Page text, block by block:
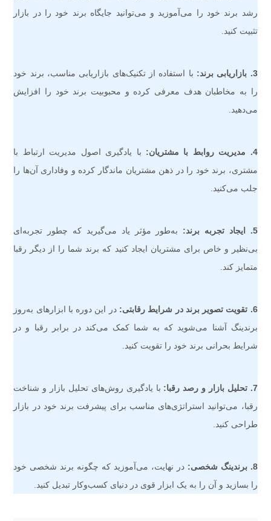
رشد برند خود را می‌آموزید و می‌توانید جایگاه برند خود را در بازار
تثبیت کنید.
3. بازاریابی برند:
با استفاده از تکنیک‌های بازاریابی مناسب، برند خود
را به مخاطبان هدف معرفی کرده و محبوبیت برند خود را افزایش
می‌دهید.
4. مدیریت روابط با مشتریان:
با یادگیری اصول مدیریت ارتباط با
مشتری، برند خود را در ذهن مشتریان ماندگار کرده و وفاداری آن‌ها را
جلب می‌کنید.
5. ایجاد تجربه برند:
به‌طور مؤثر یاد می‌گیرید که چطور تجربه‌ای
بی‌نظیر و خاص برای مشتریان ایجاد کنید که برند شما را از دیگر رقبا
متمایز کند.
6. تقویت تصویر برند در شرایط رقابتی:
در این دوره با ابزارهای به‌روز
برندینگ آشنا می‌شوید که به شما کمک می‌کند در برابر رقبا و در
شرایط بحرانی برند خود را تقویت کنید.
7. تحلیل بازار و رصد رقبا:
با یادگیری روش‌های تحلیل بازار و شناخت
رقبا، می‌توانید استراتژی‌های مناسب برای پیشرفت برند خود در بازار
طراحی کنید.
8. برندینگ شخصی:
در نهایت، می‌آموزید که چگونه برند شخصی خود
را بسازید و آن را به یک ابزار قوی در دنیای کسب‌وکار تبدیل کنید.